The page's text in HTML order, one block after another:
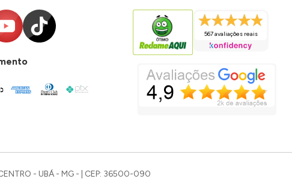
567 avaliações reais
- UBÁ - MG - | CEP: 36500-090